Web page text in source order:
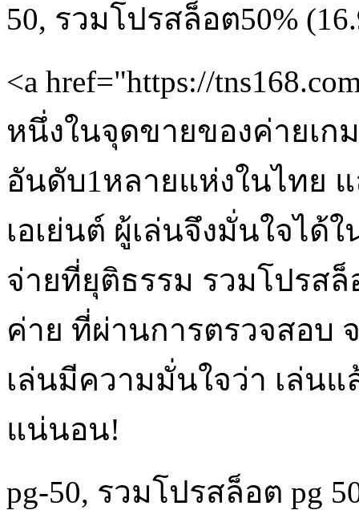
50, รวมโปรสล็อต50%
<a href="https://
หนึ่งในจุดขายของค่ายเก
อันดับ1หลายแห่งในไทย
เอเย่นต์ ผู้เล่นจึงมั่นใจได้
จ่ายที่ยุติธรรม รวมโปรส
ค่าย ที่ผ่านการตรวจสอบ
เล่นมีความมั่นใจว่า เล่นแ
แน่นอน!
pg-50, รวมโปรสล็อต pg